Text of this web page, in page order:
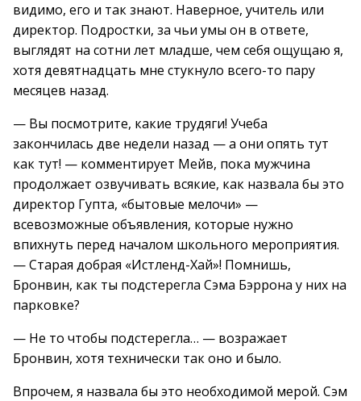
видимо, его и так знают. Наверное, учитель или
директор. Подростки, за чьи умы он в ответе,
выглядят на сотни лет младше, чем себя ощущаю я,
хотя девятнадцать мне стукнуло всего-то пару
месяцев назад.
— Вы посмотрите, какие трудяги! Учеба
закончилась две недели назад — а они опять тут
как тут! — комментирует Мейв, пока мужчина
продолжает озвучивать всякие, как назвала бы это
директор Гупта, «бытовые мелочи» —
всевозможные объявления, которые нужно
впихнуть перед началом школьного мероприятия.
— Старая добрая «Истленд-Хай»! Помнишь,
Бронвин, как ты подстерегла Сэма Бэррона у них на
парковке?
— Не то чтобы подстерегла… — возражает
Бронвин, хотя технически так оно и было.
Впрочем, я назвала бы это необходимой мерой. Сэм